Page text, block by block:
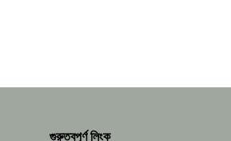
গুরুত্বপূর্ণ লিংক